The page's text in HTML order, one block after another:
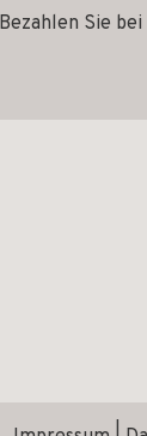
Bezahlen Sie